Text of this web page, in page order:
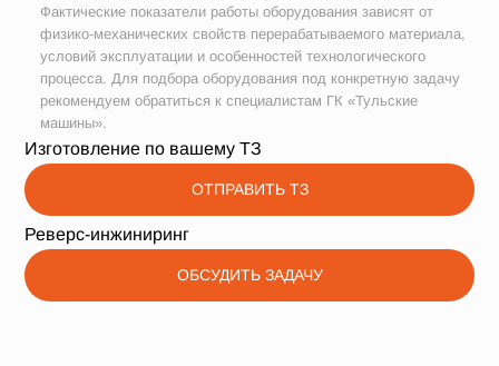
Фактические показатели работы оборудования зависят от
физико-механических свойств перерабатываемого материала,
условий эксплуатации и особенностей технологического
процесса. Для подбора оборудования под конкретную задачу
рекомендуем обратиться к специалистам ГК «Тульские
машины».
Изготовление по вашему ТЗ
ОТПРАВИТЬ ТЗ
Реверс-инжиниринг
ОБСУДИТЬ ЗАДАЧУ